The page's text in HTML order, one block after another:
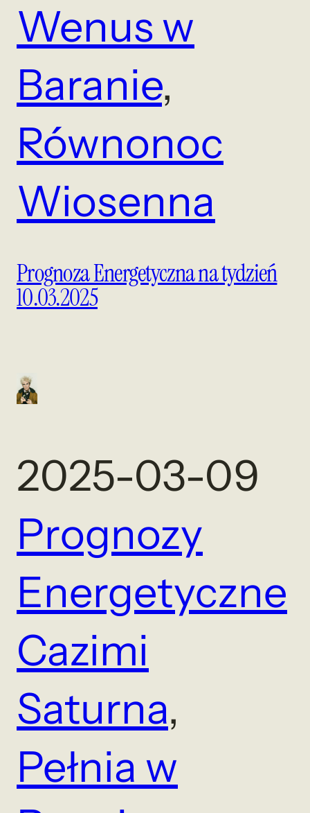
Wenus w
Baranie
Równonoc
Wiosenna
Prognoza Energetyczna na tydzień
10.03.2025
2025-03-09
Prognozy
Energetyczne
Cazimi
Saturna
Pełnia w